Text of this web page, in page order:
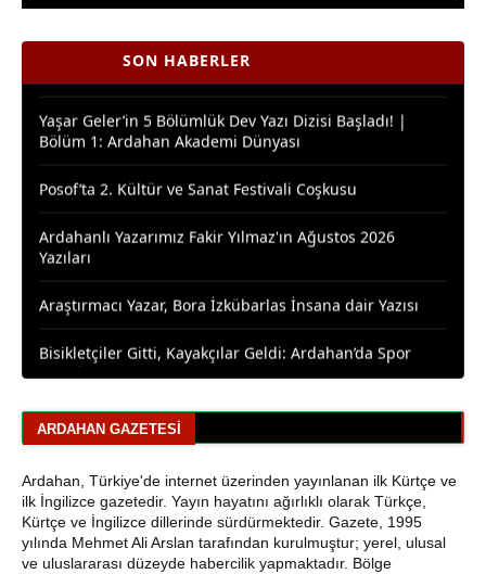
SON HABERLER
Ardahan Çiçek Balı İçin AB Tescilinde Sona Doğru
Yaşar Geler’in 5 Bölümlük Dev Yazı Dizisi Başladı! |
Posof’ta 2. Kültür ve Sanat Festivali Coşkusu
Ardahanlı Yazarımız Fakir Yılmaz'ın Ağustos 2026
Bisikletçiler Gitti, Kayakçılar Geldi: Ardahan’da Spor
Plaka Duyurusu
Üyeleri CHP’den İstifa Etti
Yaşar Geler'den Bölge Analizi: Ardahan ve Kars'ta Son
Durum
ARDAHAN GAZETESI
Ardahan, Türkiye'de internet üzerinden yayınlanan ilk Kürtçe ve
ilk İngilizce gazetedir. Yayın hayatını ağırlıklı olarak Türkçe,
Kürtçe ve İngilizce dillerinde sürdürmektedir. Gazete, 1995
yılında Mehmet Ali Arslan tarafından kurulmuştur; yerel, ulusal
ve uluslararası düzeyde habercilik yapmaktadır. Bölge